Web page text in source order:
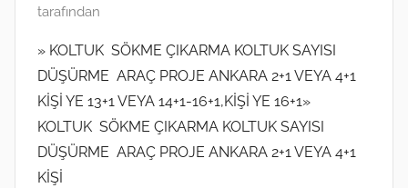
O
a
k
2
0
2
1
tarafından
» KOLTUK SÖKME ÇIKARMA KOLTUK SAYISI
DÜŞÜRME ARAÇ PROJE ANKARA 2+1 VEYA 4+1
KİŞİ YE 13+1 VEYA 14+1-16+1,KİŞİ YE 16+1»
KOLTUK SÖKME ÇIKARMA KOLTUK SAYISI
DÜŞÜRME ARAÇ PROJE ANKARA 2+1 VEYA 4+1
KİŞİ